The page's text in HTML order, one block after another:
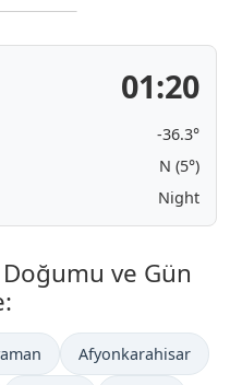
01:20
-36.3°
N (5°)
Night
ve Gün
Afyonkarahisar